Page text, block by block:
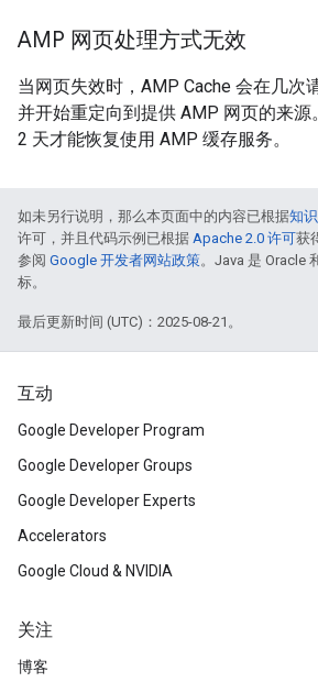
AMP 网页处理方式无效
当网页失效时，AMP Cache 会在几次
并开始重定向到提供 AMP 网页的来源
2 天才能恢复使用 AMP 缓存服务。
如未另行说明，那么本页面中的内容已根据知
许可，并且代码示例已根据 Apache 2.0 许可获
参阅 Google 开发者网站政策。Java 是 Oracle
标。
最后更新时间 (UTC)：2025-08-21。
互动
Google Developer Program
Google Developer Groups
Google Developer Experts
Accelerators
Google Cloud & NVIDIA
关注
博客